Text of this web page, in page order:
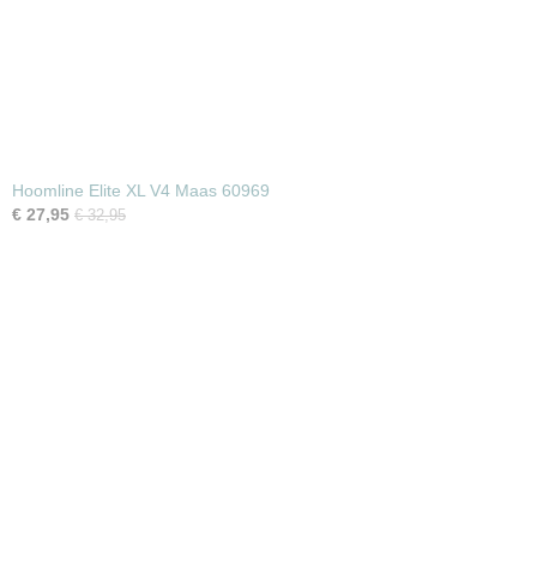
Hoomline Elite XL V4 Maas 60969
€ 27,95 € 32,95